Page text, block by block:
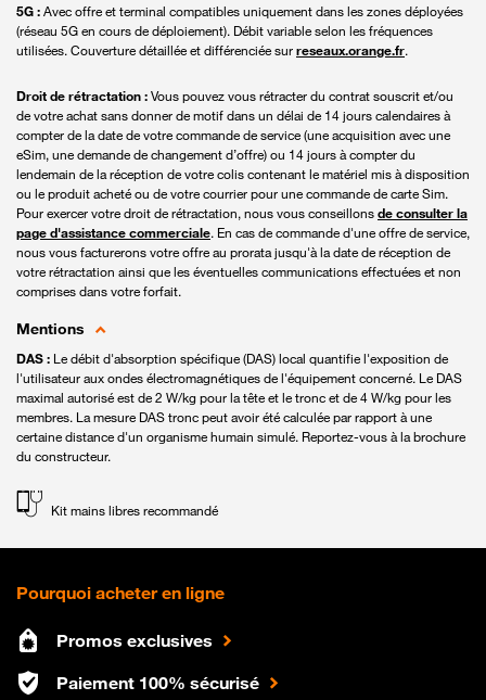
5G :Avec offre et terminal compatibles uniquement dans les zones déployées
(réseau 5G en cours de déploiement). Débit variable selon les fréquences
utilisées. Couverture détaillée et différenciée surreseaux.orange.fr.
Droit de rétractation :Vous pouvez vous rétracter du contrat souscrit et/ou
de votre achat sans donner de motif dans un délai de 14 jours calendaires à
compter de la date de votre commande de service (une acquisition avec une
eSim, une demande de changement d’offre) ou 14 jours à compter du
lendemain de la réception de votre colis contenant le matériel mis à disposition
ou le produit acheté ou de votre courrier pour une commande de carte Sim.
Pour exercer votre droit de rétractation, nous vous conseillonsde consulter la
page d'assistance commerciale. En cas de commande d'une offre de service,
nous vous facturerons votre offre au prorata jusqu'à la date de réception de
votre rétractation ainsi que les éventuelles communications effectuées et non
comprises dans votre forfait.
Mentions
DAS : Le débit d'absorption spécifique (DAS) local quantifie l'exposition de
l'utilisateur aux ondes électromagnétiques de l'équipement concerné. Le DAS
maximal autorisé est de 2 W/kg pour la tête et le tronc et de 4 W/kg pour les
membres. La mesure DAS tronc peut avoir été calculée par rapport à une
certaine distance d'un organisme humain simulé. Reportez-vous à la brochure
du constructeur.
Kit mains libres recommandé
Pourquoi acheter en ligne
Promos exclusives
Paiement 100% sécurisé